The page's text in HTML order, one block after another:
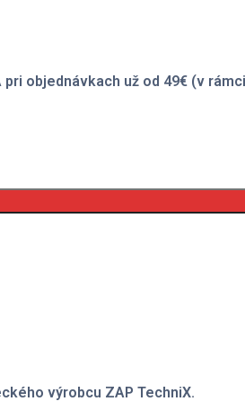
objednávkach už od 49€ (v
výrobcu ZAP TechniX.